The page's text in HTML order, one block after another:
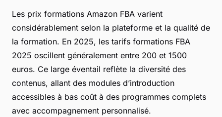
Les prix formations Amazon FBA varient
considérablement selon la plateforme et la qualité de
la formation. En 2025, les tarifs formations FBA
2025 oscillent généralement entre 200 et 1500
euros. Ce large éventail reflète la diversité des
contenus, allant des modules d’introduction
accessibles à bas coût à des programmes complets
avec accompagnement personnalisé.